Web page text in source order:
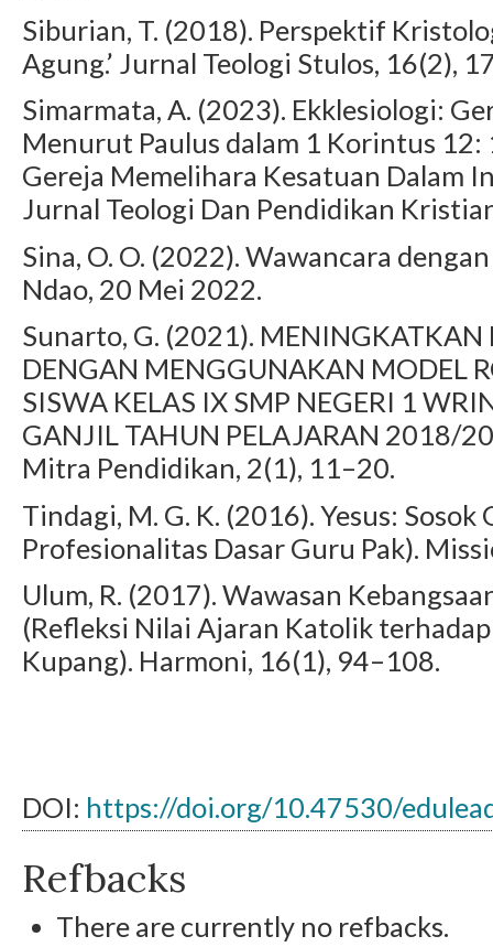
Siburian, T. (2018). Perspektif
Agung.’ Jurnal Teologi Stulos, 16(2),
Simarmata, A. (2023). Ekklesiologi:
Menurut Paulus dalam 1 Korintus 12:
Gereja Memelihara Kesatuan Dalam
Jurnal Teologi Dan Pendidikan
Sina, O. O. (2022). Wawancara
Ndao, 20 Mei 2022.
Sunarto, G. (2021). MENINGKATKAN
DENGAN MENGGUNAKAN MODEL
SISWA KELAS IX SMP NEGERI 1
GANJIL TAHUN PELAJARAN 2018/
Mitra Pendidikan, 2(1), 11–20.
Tindagi, M. G. K. (2016). Yesus:
Profesionalitas Dasar Guru Pak).
Ulum, R. (2017). Wawasan
(Refleksi Nilai Ajaran Katolik
Kupang). Harmoni, 16(1), 94–108.
DOI: https://doi.org/10.47530/
Refbacks
There are currently no refbacks.